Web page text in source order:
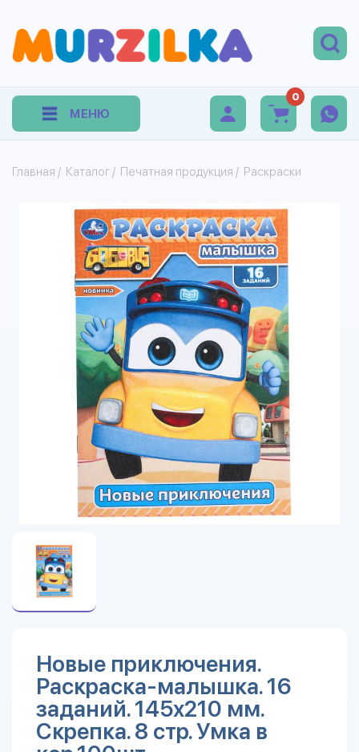
МЕНЮ
0
Главная / Каталог / Печатная продукция / Раскраски
Новые приключения.
Раскраска-малышка. 16
заданий. 145х210 мм.
Скрепка. 8 стр. Умка в